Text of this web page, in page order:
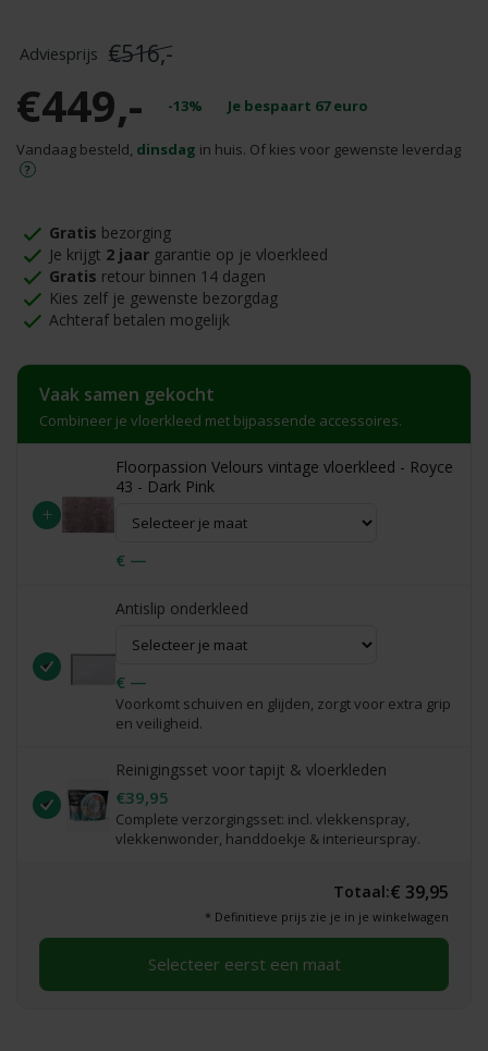
€516,-
€449,- -13% Je bespaart 67euro
Vandaag besteld, dinsdag in huis. Of kies voor gewenste leverdag
Gratis bezorging
Je krijgt 2 jaar garantie op je vloerkleed
Gratis retour binnen 14 dagen
Kies zelf je gewenste bezorgdag
Achteraf betalen mogelijk
Vaak samen gekocht
Combineer je vloerkleed met bijpassende accessoires.
+
Floorpassion Velours vintage vloerkleed - Royce
43 - Dark Pink
€ —
Antislip onderkleed
€ —
Voorkomt schuiven en glijden, zorgt voor extra grip
en veiligheid.
Reinigingsset voor tapijt & vloerkleden
€39,95
Complete verzorgingsset: incl. vlekkenspray,
vlekkenwonder, handdoekje & interieurspray.
Totaal:€ 39,95
* Definitieve prijs zie je in je winkelwagen
Selecteer eerst een maat